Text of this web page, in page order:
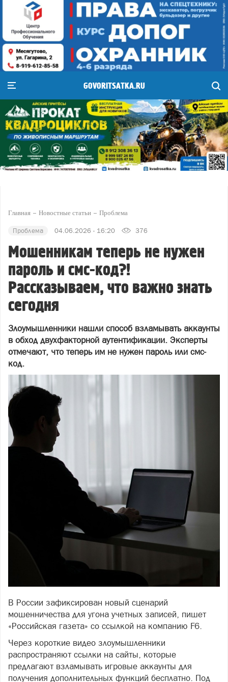
GOVORITSATKA.RU
Главная Новостные статьи Проблема
Проблема 04.06.2026 - 16:20 376
Мошенникам теперь не нужен
пароль и смс-код?!
Рассказываем, что важно знать
сегодня
Злоумышленники нашли способ взламывать аккаунты
в обход двухфакторной аутентификации. Эксперты
отмечают, что теперь им не нужен пароль или смс-
код.
В России зафиксирован новый сценарий
мошенничества для угона учетных записей, пишет
«Российская газета» со ссылкой на компанию F6.
Через короткие видео злоумышленники
распространяют ссылки на сайты, которые
предлагают взламывать игровые аккаунты для
получения дополнительных функций бесплатно. Под